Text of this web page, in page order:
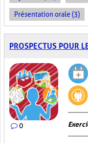
Présentation orale (3)
PROSPECTUS POUR
0